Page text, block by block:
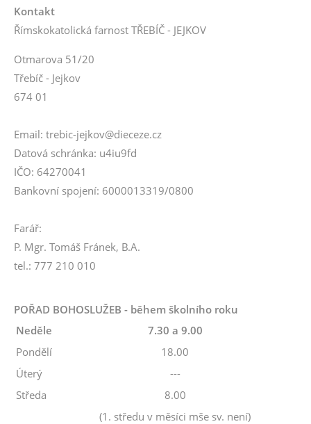
Kontakt
Římskokatolická farnost TŘEBÍČ - JEJKOV
Otmarova 51/20
Třebíč - Jejkov
674 01
Email: trebic-jejkov@dieceze.cz
Datová schránka: u4iu9fd
IČO: 64270041
Bankovní spojení: 6000013319/0800
Farář:
P. Mgr. Tomáš Fránek, B.A.
tel.: 777 210 010
POŘAD BOHOSLUŽEB - během školního roku
Neděle
7.30 a 9.00
Pondělí
18.00
Úterý
---
Středa
8.00
(1. středu v měsíci mše sv. není)